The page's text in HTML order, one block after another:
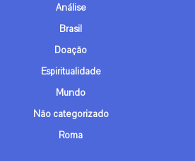
Análise
Brasil
Doação
Espiritualidade
Mundo
Não categorizado
Roma